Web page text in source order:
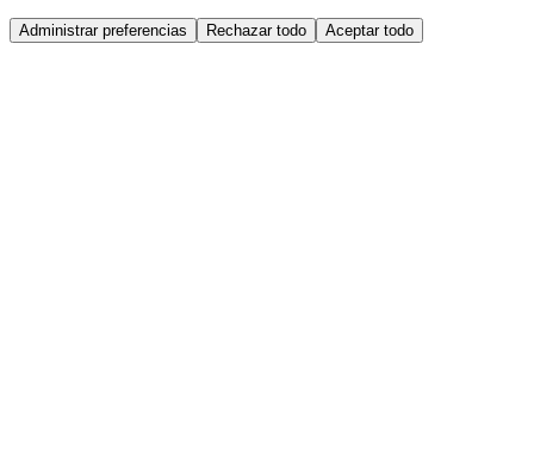
Administrar preferencias Rechazar todo Aceptar todo